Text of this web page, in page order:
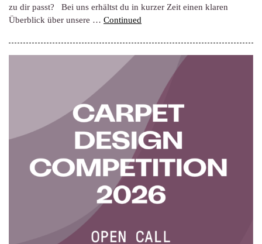
zu dir passt? Bei uns erhältst du in kurzer Zeit einen klaren
Überblick über unsere … Continued